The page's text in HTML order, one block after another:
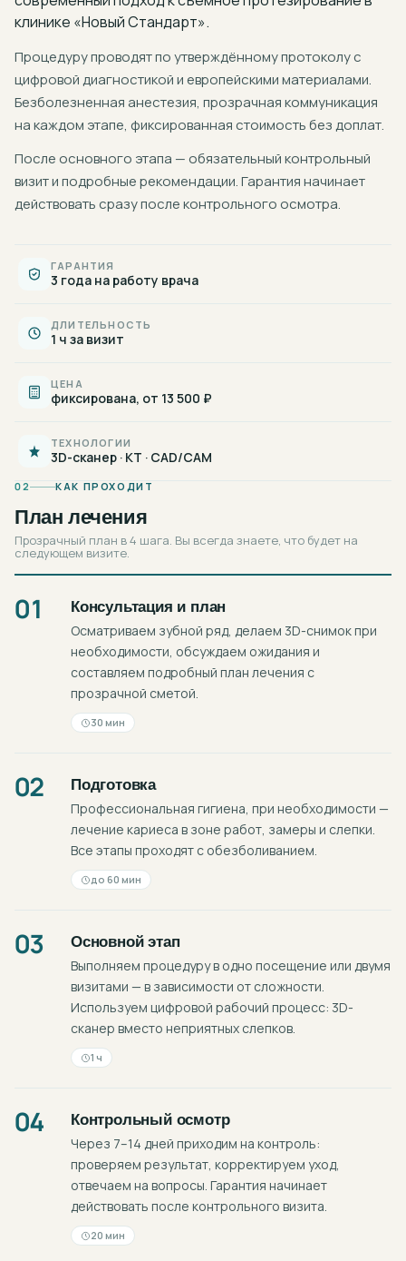
клинике «Новый Стандарт».
Процедуру проводят по утверждённому протоколу с
цифровой диагностикой и европейскими материалами.
Безболезненная анестезия, прозрачная коммуникация
на каждом этапе, фиксированная стоимость без доплат.
После основного этапа — обязательный контрольный
визит и подробные рекомендации. Гарантия начинает
действовать сразу после контрольного осмотра.
ГАРАНТИЯ
3 года на работу врача
ДЛИТЕЛЬНОСТЬ
1 ч за визит
ЦЕНА
фиксирована, от 13 500 ₽
ТЕХНОЛОГИИ
3D-сканер · КТ · CAD/CAM
02 КАК ПРОХОДИТ
План лечения
Прозрачный план в 4 шага. Вы всегда знаете, что будет на
следующем визите.
01 Консультация и план
Осматриваем зубной ряд, делаем 3D-снимок при
необходимости, обсуждаем ожидания и
составляем подробный план лечения с
прозрачной сметой.
30 мин
02 Подготовка
Профессиональная гигиена, при необходимости —
лечение кариеса в зоне работ, замеры и слепки.
Все этапы проходят с обезболиванием.
до 60 мин
03 Основной этап
Выполняем процедуру в одно посещение или двумя
визитами — в зависимости от сложности.
Используем цифровой рабочий процесс: 3D-
сканер вместо неприятных слепков.
1 ч
04 Контрольный осмотр
Через 7–14 дней приходим на контроль:
проверяем результат, корректируем уход,
отвечаем на вопросы. Гарантия начинает
действовать после контрольного визита.
20 мин